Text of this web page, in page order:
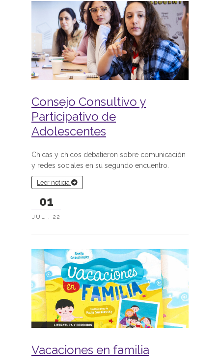
Consejo Consultivo y
Participativo de
Adolescentes
Chicas y chicos debatieron sobre comunicación
y redes sociales en su segundo encuentro.
Leer noticia
01
JUL . 22
Vacaciones en familia